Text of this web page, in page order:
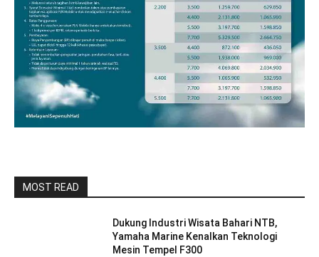
MOST READ
Dukung Industri Wisata Bahari NTB,
Yamaha Marine Kenalkan Teknologi
Mesin Tempel F300